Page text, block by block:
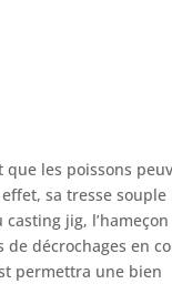
les poissons
sa tresse
jig,
décrochages en
permettra une bien